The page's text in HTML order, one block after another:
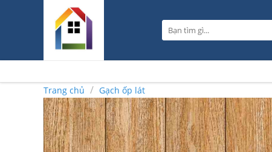
Tìm
kiếm:
Trang chủ / Gạch ốp lát